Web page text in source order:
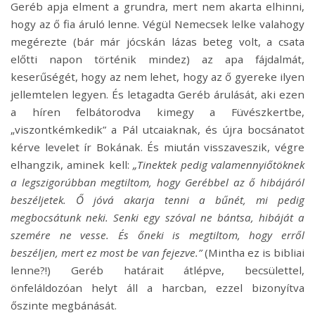
Geréb apja elment a grundra, mert nem akarta elhinni,
hogy az ő fia áruló lenne. Végül Nemecsek lelke valahogy
megérezte (bár már jócskán lázas beteg volt, a csata
előtti napon történik mindez) az apa fájdalmát,
keserűségét, hogy az nem lehet, hogy az ő gyereke ilyen
jellemtelen legyen. És letagadta Geréb árulását, aki ezen
a híren felbátorodva kimegy a Füvészkertbe,
„viszontkémkedik” a Pál utcaiaknak, és újra bocsánatot
kérve levelet ír Bokának. És miután visszaveszik, végre
elhangzik, aminek kell:„Tinektek pedig valamennyiőtöknek
a legszigorúbban megtiltom, hogy Gerébbel az ő hibájáról
beszéljetek. Ő jóvá akarja tenni a bűnét, mi pedig
megbocsátunk neki. Senki egy szóval ne bántsa, hibáját a
szemére ne vesse. És őneki is megtiltom, hogy erről
beszéljen, mert ez most be van fejezve.”(Mintha ez is bibliai
lenne?!) Geréb határait átlépve, becsülettel,
önfeláldozóan helyt áll a harcban, ezzel bizonyítva
őszinte megbánását.